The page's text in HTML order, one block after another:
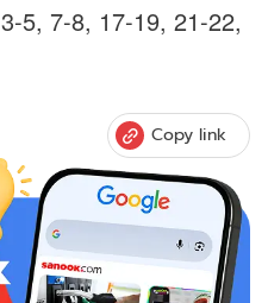
3-5, 7-8, 17-19, 21-22,
Copy link